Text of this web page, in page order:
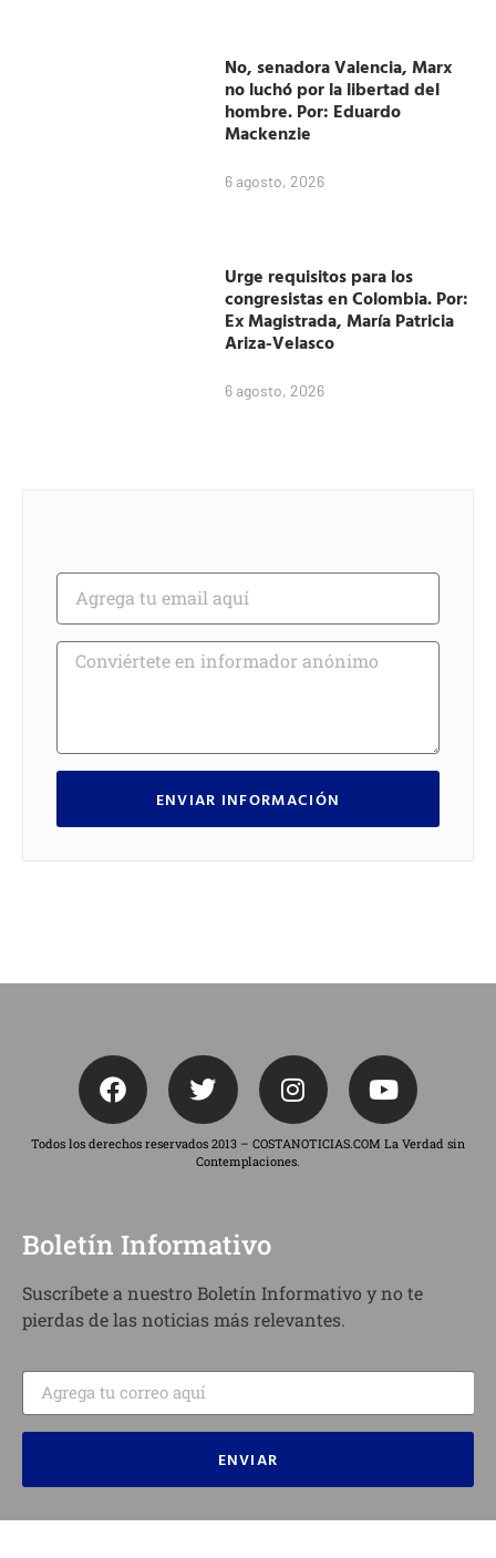
No, senadora Valencia, Marx
no luchó por la libertad del
hombre. Por: Eduardo
Mackenzie
6 agosto, 2026
Urge requisitos para los
congresistas en Colombia. Por:
Ex Magistrada, María Patricia
Ariza-Velasco
6 agosto, 2026
ENVIAR INFORMACIÓN
Todos los derechos reservados 2013 – COSTANOTICIAS.COM La Verdad sin
Contemplaciones.
Boletín Informativo
Suscríbete a nuestro Boletín Informativo y no te
pierdas de las noticias más relevantes.
ENVIAR